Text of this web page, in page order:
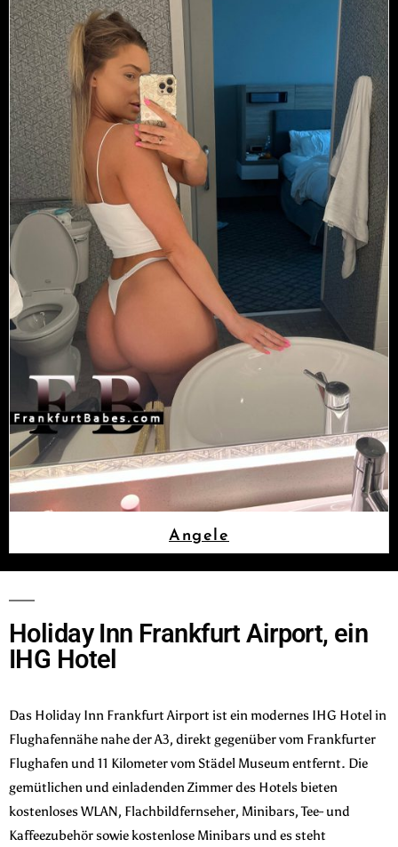
Angele
Holiday Inn Frankfurt Airport, ein
IHG Hotel
Das Holiday Inn Frankfurt Airport ist ein modernes IHG Hotel in
Flughafennähe nahe der A3, direkt gegenüber vom Frankfurter
Flughafen und 11 Kilometer vom Städel Museum entfernt. Die
gemütlichen und einladenden Zimmer des Hotels bieten
kostenloses WLAN, Flachbildfernseher, Minibars, Tee- und
Kaffeezubehör sowie kostenlose Minibars und es steht